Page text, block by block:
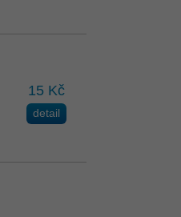
15 Kč
detail